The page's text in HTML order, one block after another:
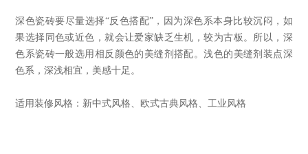
深色瓷砖要尽量选择“反色搭配”，因为深色系本身比较沉闷，如
果选择同色或近色，就会让爱家缺乏生机，较为古板。所以，深
色系瓷砖一般选用相反颜色的美缝剂搭配。浅色的美缝剂装点深
色系，深浅相宜，美感十足。
适用装修风格：新中式风格、欧式古典风格、工业风格